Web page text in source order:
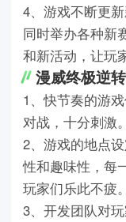
4、游戏不断更
同时举办各种新
和新活动，让玩
漫威终极逆
1、快节奏的游
对战，十分刺激。
2、游戏的地点
性和趣味性，每
玩家们乐此不疲。
3、开发团队对